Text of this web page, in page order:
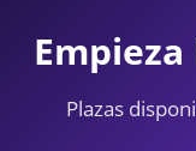
Plazas